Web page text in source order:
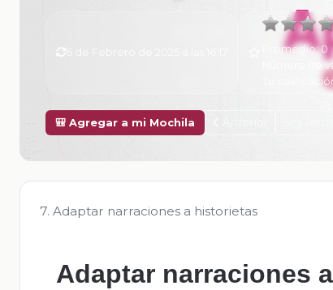
Promedio:0
Número de
Tu
🎒 Agregar a mi Mochila
7. Adaptar narraciones a historietas
Adaptar narraciones